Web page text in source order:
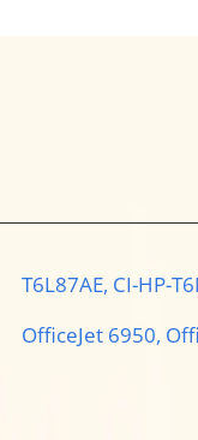
T6L87AE, CI-HP-
OfficeJet 6950,